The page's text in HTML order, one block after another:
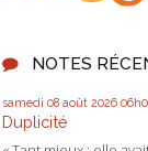
NOTES
samedi 08 août 2026
Duplicité